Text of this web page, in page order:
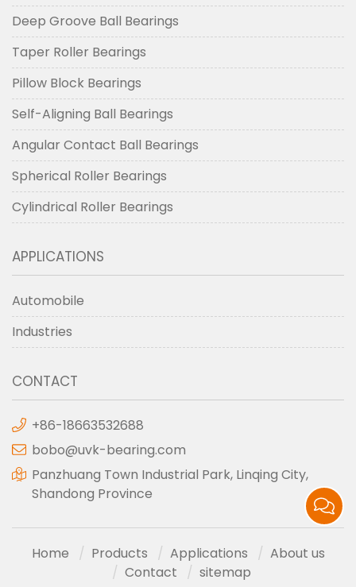
Deep Groove Ball Bearings
Taper Roller Bearings
Pillow Block Bearings
Self-Aligning Ball Bearings
Angular Contact Ball Bearings
Spherical Roller Bearings
Cylindrical Roller Bearings
APPLICATIONS
Automobile
Industries
CONTACT
+86-18663532688
bobo@uvk-bearing.com
Panzhuang Town Industrial Park, Linqing City,
Shandong Province
Home Products Applications
About us
Contact
sitemap